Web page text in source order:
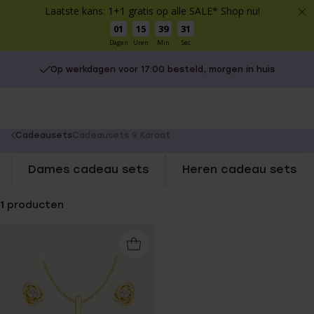
Laatste kans: 1+1 gratis op alle SALE* Shop nu!
01
Dagen
15
Uren
39
Min
31
Sec
Op werkdagen voor 17:00 besteld, morgen in huis
You
here:
CadeausetsCadeausets 9 Karaat
Dames cadeau sets Heren cadeau sets
1 producten